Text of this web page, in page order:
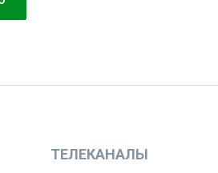
ТЕЛЕКАНАЛЫ